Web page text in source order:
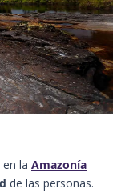
la Amazonía
de las personas.